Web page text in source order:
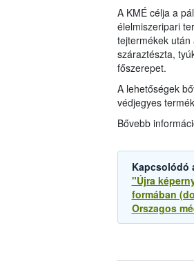
A KMÉ célja a
élelmiszeripari
tejtermékek után
száraztészta,
főszerepet.
A lehetőségek
védjegyes
Bővebb
Kapcsolódó
"Újra
formában
Orszagos